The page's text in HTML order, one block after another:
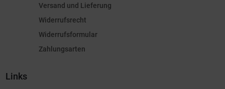
Versand und Lieferung
Widerrufsrecht
Widerrufsformular
Zahlungsarten
Links